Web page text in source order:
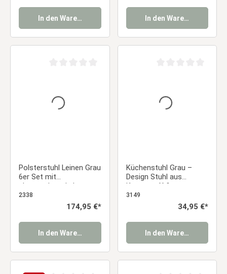
Essstuhl
In den Warenkorb In den Warenkorb
Polsterstuhl Leinen Grau
6er Set mit
abgerundeter Lehne –
Moderne
Esszimmerstühle ohne
Armlehnen Essstuhl
2338
Regulärer Preis:
174,95 €*
In den Warenkorb
Küchenstuhl Grau –
Design Stuhl aus
Kunststoff &
Holzbeinen | moderner
Esszimmerstuhl
3149
Regulärer Preis:
34,95 €*
In den Warenkorb